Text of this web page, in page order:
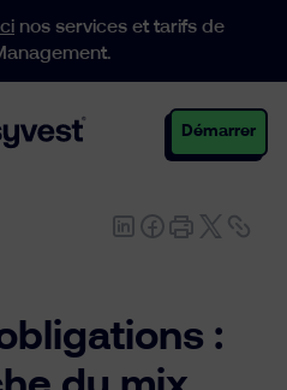
nos services et tarifs de
Démarrer
: